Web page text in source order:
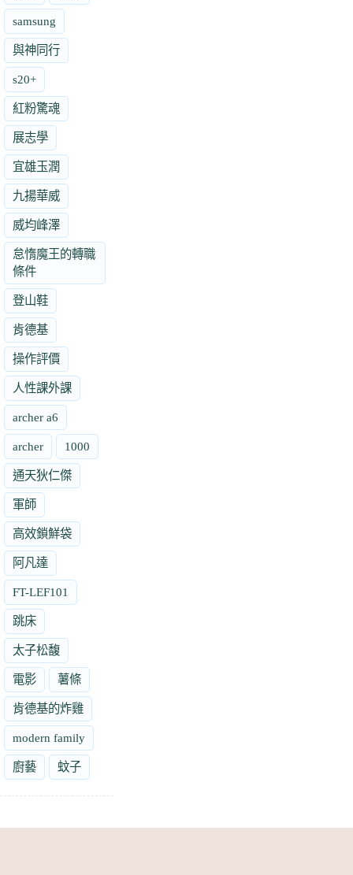
samsung
與神同行
s20+
紅粉驚魂
展志學
宜雄玉潤
九揚華威
威均峰澤
怠惰魔王的轉職
條件
登山鞋
肯德基
操作評價
人性課外課
archer a6
archer 1000
通天狄仁傑
軍師
高效鎖鮮袋
阿凡達
FT-LEF101
跳床
太子松馥
電影 薯條
肯德基的炸雞
modern family
廚藝 蚊子